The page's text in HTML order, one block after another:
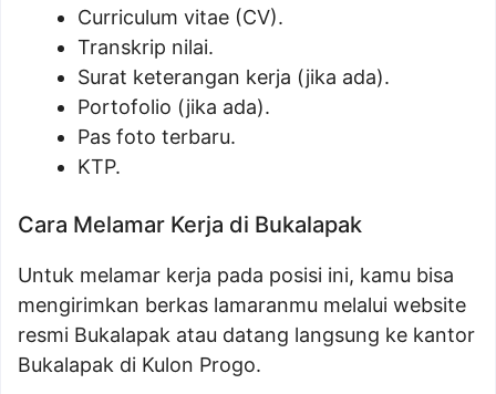
Curriculum vitae (CV).
Transkrip nilai.
Surat keterangan kerja (jika ada).
Portofolio (jika ada).
Pas foto terbaru.
KTP.
Cara Melamar Kerja di Bukalapak
Untuk melamar kerja pada posisi ini, kamu bisa
mengirimkan berkas lamaranmu melalui website
resmi Bukalapak atau datang langsung ke kantor
Bukalapak di Kulon Progo.